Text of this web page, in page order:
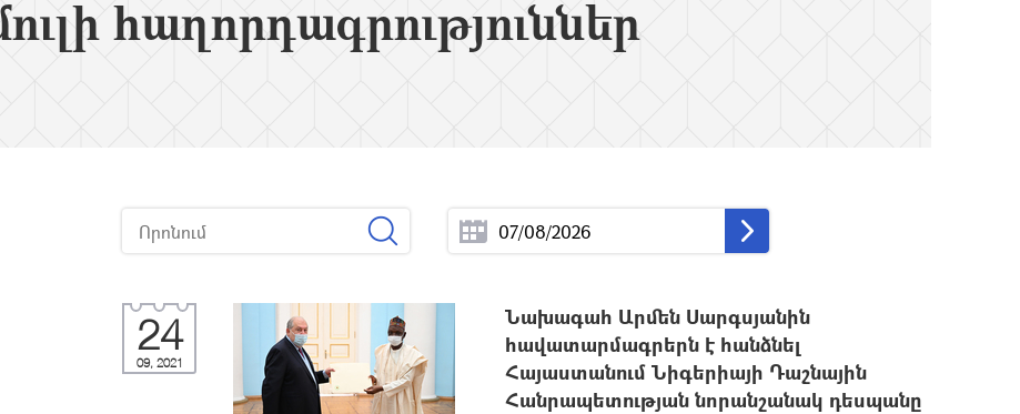
հաղորդագրություններ
24
09, 2021
Նախագահ Արմեն Սարգսյանին
հավատարմագրերն է հանձնել
Հայաստանում Նիգերիայի Դաշնային
Հանրապետության նորանշանակ դեսպանը